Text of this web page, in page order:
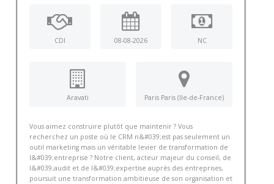
CDI 08-08-2026 NC
Aravati Paris Paris (Ile-de-France)
Vous aimez construire plutôt que maintenir ? Vous
recherchez un poste où le CRM n&#039;est pas seulement un
outil marketing mais un véritable levier de transformation de
l&#039;entreprise ? Notre client, acteur majeur du conseil, de
l&#039;audit et de l&#039;expertise auprès des entreprises,
poursuit une transformation ambitieuse de son organisation et